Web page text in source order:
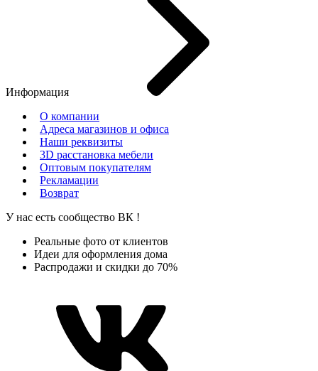
Информация
О компании
Адреса магазинов и офиса
Наши реквизиты
3D расстановка мебели
Оптовым покупателям
Рекламации
Возврат
У нас есть сообщество ВК !
Реальные фото от клиентов
Идеи для оформления дома
Распродажи и скидки до 70%